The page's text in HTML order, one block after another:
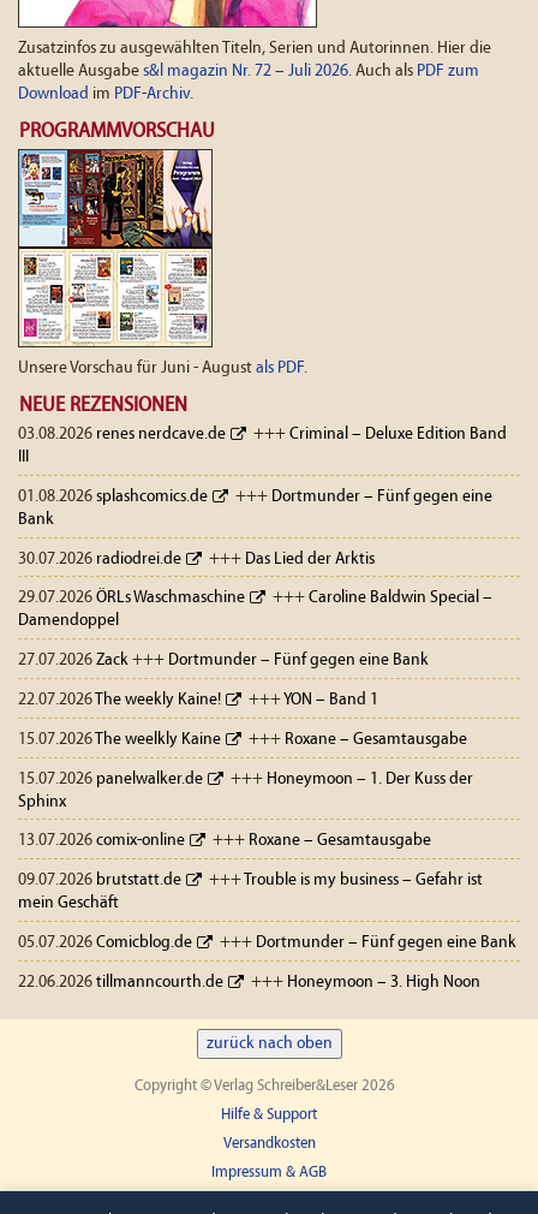
Zusatzinfos zu ausgewählten Titeln, Serien und Autorinnen. Hier die
aktuelle Ausgabe s&l magazin Nr. 72 – Juli 2026. Auch als PDF zum
Download im PDF-Archiv.
PROGRAMMVORSCHAU
Unsere Vorschau für Juni - August als PDF.
NEUE REZENSIONEN
03.08.2026 renes nerdcave.de +++ Criminal – Deluxe Edition Band
III
01.08.2026 splashcomics.de +++ Dortmunder – Fünf gegen eine
Bank
30.07.2026 radiodrei.de +++ Das Lied der Arktis
29.07.2026 ÖRLs Waschmaschine +++ Caroline Baldwin Special –
Damendoppel
27.07.2026 Zack +++ Dortmunder – Fünf gegen eine Bank
22.07.2026 The weekly Kaine! +++ YON – Band 1
15.07.2026 The weelkly Kaine +++ Roxane – Gesamtausgabe
15.07.2026 panelwalker.de +++ Honeymoon – 1. Der Kuss der
Sphinx
13.07.2026 comix-online +++ Roxane – Gesamtausgabe
09.07.2026 brutstatt.de +++ Trouble is my business – Gefahr ist
mein Geschäft
05.07.2026 Comicblog.de +++ Dortmunder – Fünf gegen eine Bank
22.06.2026 tillmanncourth.de +++ Honeymoon – 3. High Noon
zurück nach oben
Copyright © Verlag Schreiber&Leser 2026
Hilfe & Support
Versandkosten
Impressum & AGB